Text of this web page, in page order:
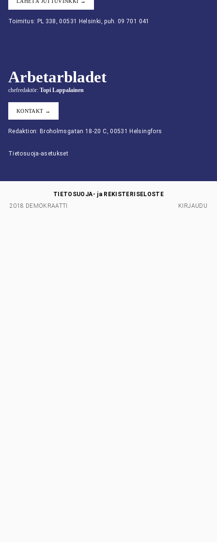
Toimitus: PL 338, 00531 Helsinki, puh. 09 701 041
Arbetarbladet
chefredaktör: Topi Lappalainen
KONTAKT →
Redaktion: Broholmsgatan 18-20 C, 00531 Helsingfors
Tietosuoja-asetukset
2018 DEMOKRAATTI
TIETOSUOJA- ja REKISTERISELOSTE
KIRJAUDU